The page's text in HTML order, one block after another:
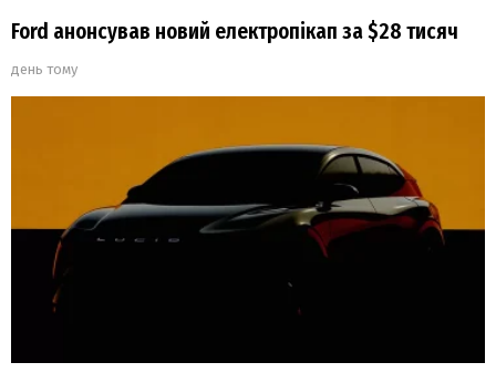
Ford анонсував новий електропікап за $28 тисяч
день тому